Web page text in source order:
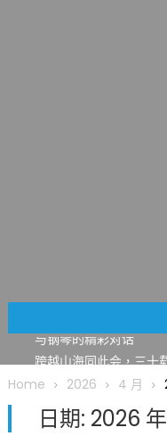
筝声与琴韵交汇：刘
与钢琴的精彩对话
跨越山海同此会，三
圆满举行
趣 + 水上竞速魅力
Home 2026 4 月
日期: 2026